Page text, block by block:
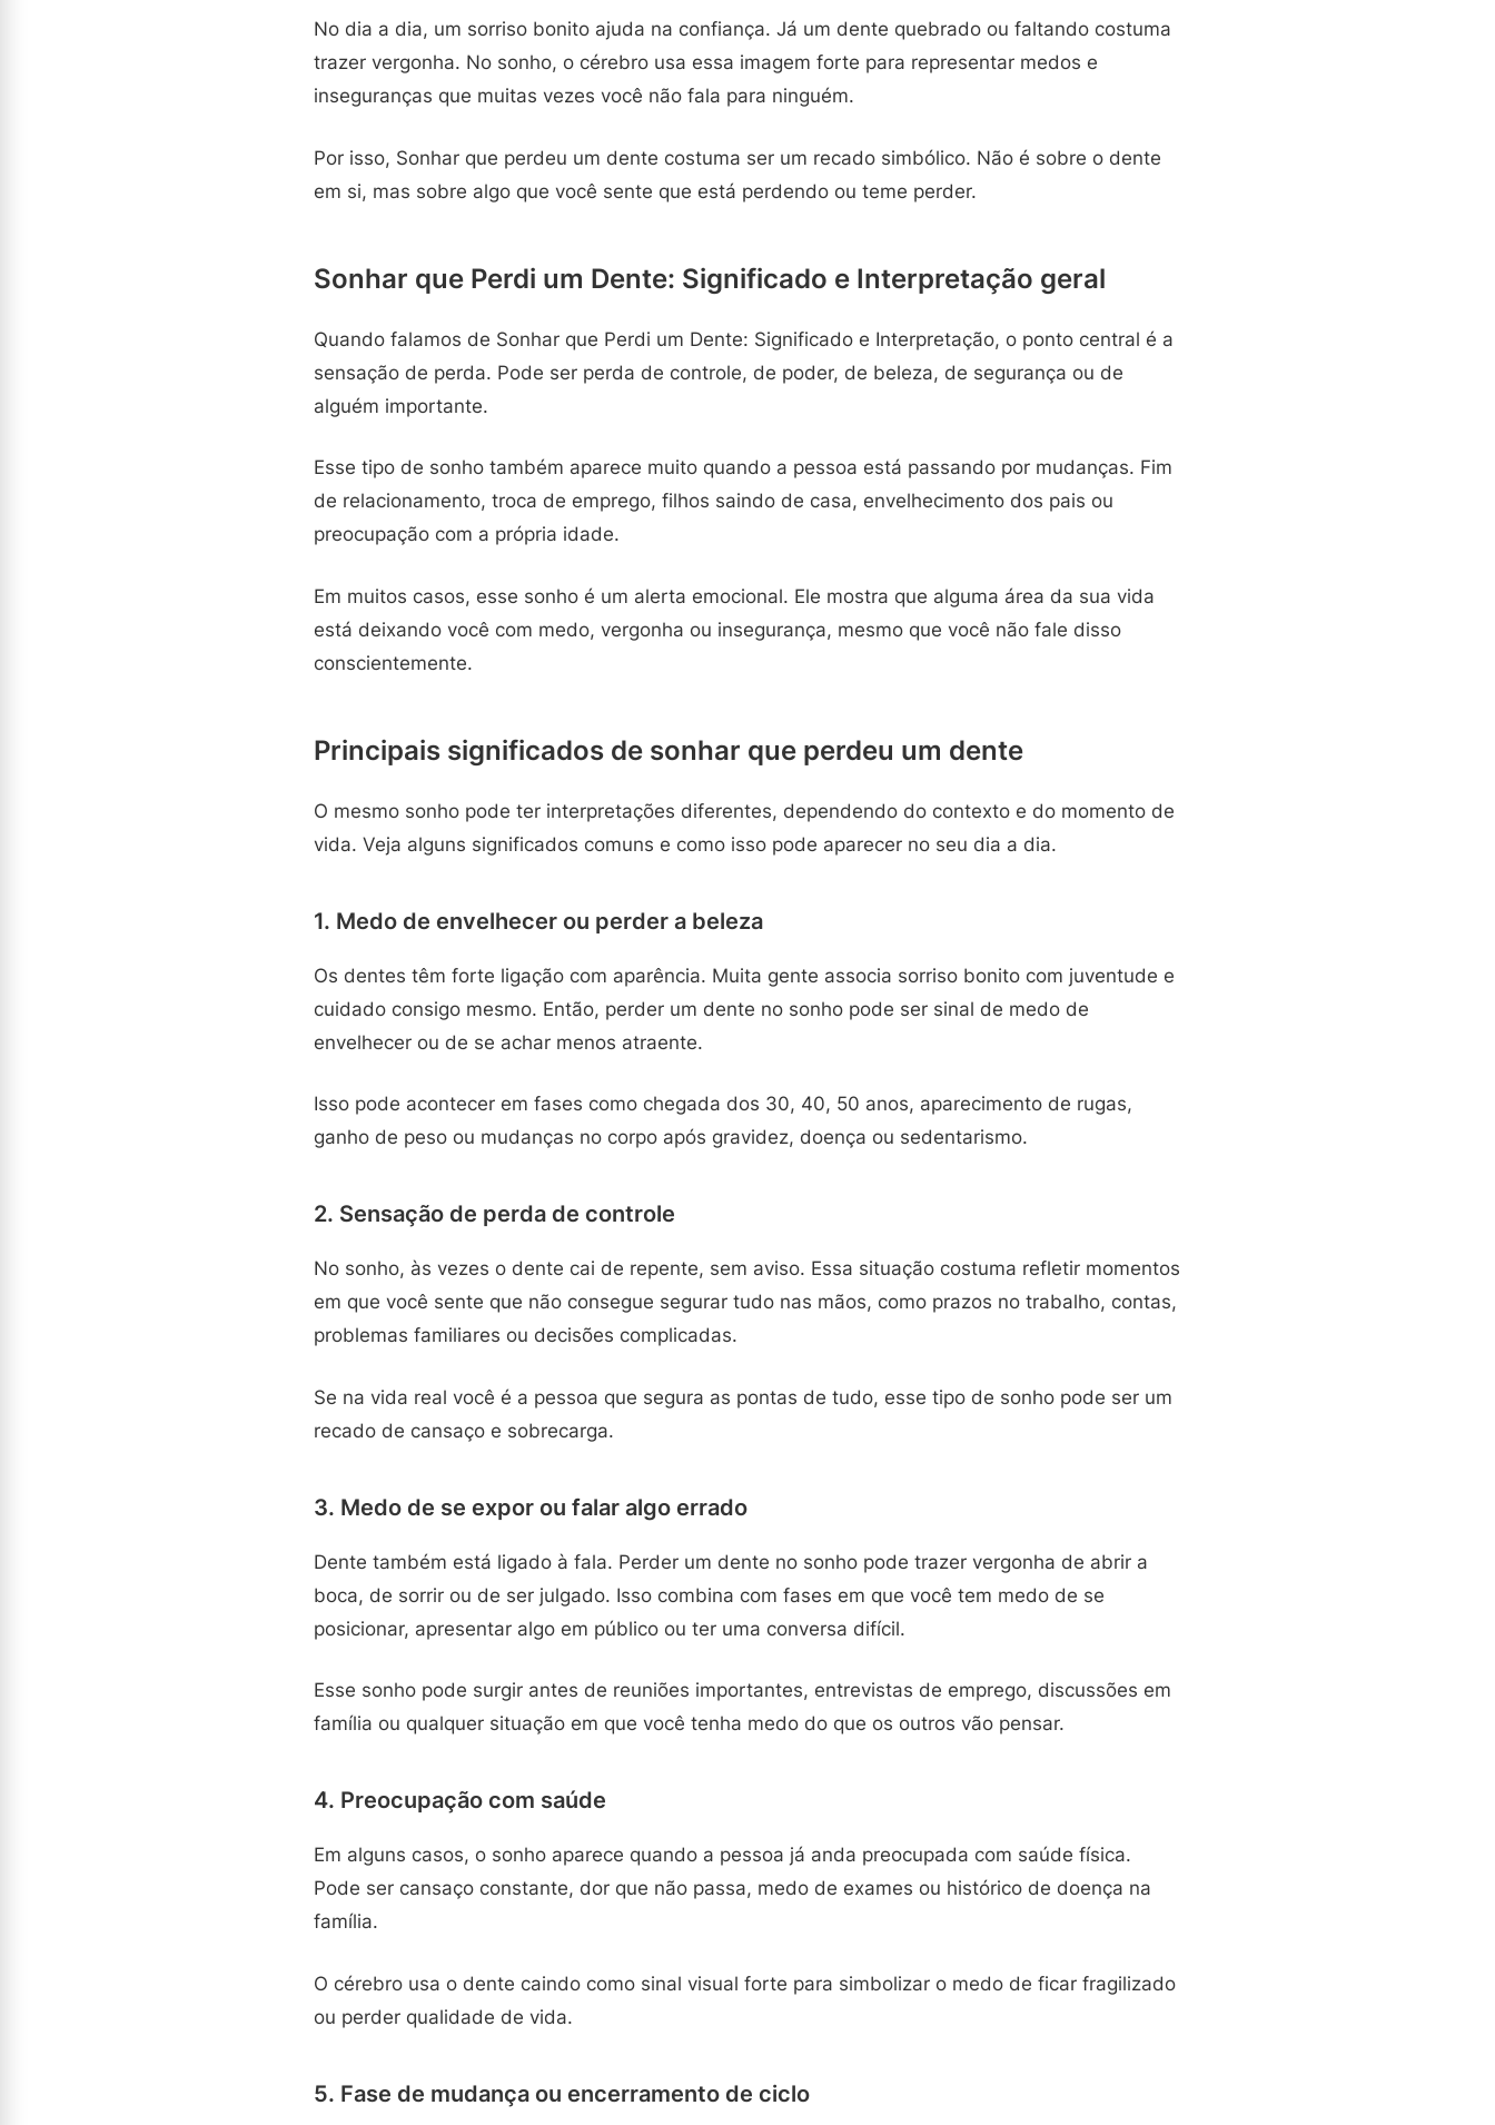
No dia a dia, um sorriso bonito ajuda na confiança. Já um dente quebrado ou faltando costuma
trazer vergonha. No sonho, o cérebro usa essa imagem forte para representar medos e
inseguranças que muitas vezes você não fala para ninguém.
Por isso, Sonhar que perdeu um dente costuma ser um recado simbólico. Não é sobre o dente
em si, mas sobre algo que você sente que está perdendo ou teme perder.
Sonhar que Perdi um Dente: Significado e Interpretação geral
Quando falamos de Sonhar que Perdi um Dente: Significado e Interpretação, o ponto central é a
sensação de perda. Pode ser perda de controle, de poder, de beleza, de segurança ou de
alguém importante.
Esse tipo de sonho também aparece muito quando a pessoa está passando por mudanças. Fim
de relacionamento, troca de emprego, filhos saindo de casa, envelhecimento dos pais ou
preocupação com a própria idade.
Em muitos casos, esse sonho é um alerta emocional. Ele mostra que alguma área da sua vida
está deixando você com medo, vergonha ou insegurança, mesmo que você não fale disso
conscientemente.
Principais significados de sonhar que perdeu um dente
O mesmo sonho pode ter interpretações diferentes, dependendo do contexto e do momento de
vida. Veja alguns significados comuns e como isso pode aparecer no seu dia a dia.
1. Medo de envelhecer ou perder a beleza
Os dentes têm forte ligação com aparência. Muita gente associa sorriso bonito com juventude e
cuidado consigo mesmo. Então, perder um dente no sonho pode ser sinal de medo de
envelhecer ou de se achar menos atraente.
Isso pode acontecer em fases como chegada dos 30, 40, 50 anos, aparecimento de rugas,
ganho de peso ou mudanças no corpo após gravidez, doença ou sedentarismo.
2. Sensação de perda de controle
No sonho, às vezes o dente cai de repente, sem aviso. Essa situação costuma refletir momentos
em que você sente que não consegue segurar tudo nas mãos, como prazos no trabalho, contas,
problemas familiares ou decisões complicadas.
Se na vida real você é a pessoa que segura as pontas de tudo, esse tipo de sonho pode ser um
recado de cansaço e sobrecarga.
3. Medo de se expor ou falar algo errado
Dente também está ligado à fala. Perder um dente no sonho pode trazer vergonha de abrir a
boca, de sorrir ou de ser julgado. Isso combina com fases em que você tem medo de se
posicionar, apresentar algo em público ou ter uma conversa difícil.
Esse sonho pode surgir antes de reuniões importantes, entrevistas de emprego, discussões em
família ou qualquer situação em que você tenha medo do que os outros vão pensar.
4. Preocupação com saúde
Em alguns casos, o sonho aparece quando a pessoa já anda preocupada com saúde física.
Pode ser cansaço constante, dor que não passa, medo de exames ou histórico de doença na
família.
O cérebro usa o dente caindo como sinal visual forte para simbolizar o medo de ficar fragilizado
ou perder qualidade de vida.
5. Fase de mudança ou encerramento de ciclo